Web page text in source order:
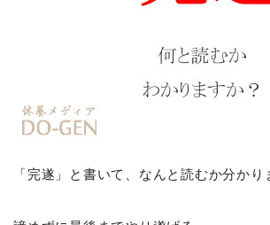
「完遂」と書いて、なんと読むか分かり